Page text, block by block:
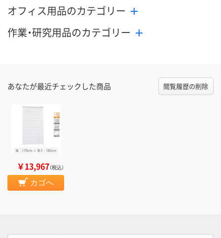
オフィス用品のカテゴリー
作業・研究用品のカテゴリー
あなたが最近チェックした商品 閲覧履歴の削除
￥13,967（税込）
カゴへ